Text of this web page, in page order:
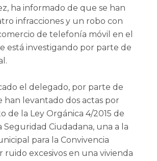
ha informado de que se han
infracciones y un robo con
de telefonía móvil en el
está investigando por parte de
el delegado, por parte de
han levantado dos actas por
de la Ley Orgánica 4/2015 de
Seguridad Ciudadana, una a la
para la Convivencia
ruido excesivos en una vivienda